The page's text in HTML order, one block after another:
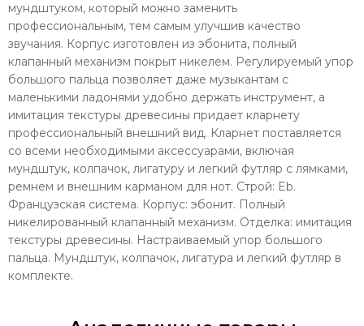
мундштуком, который можно заменить
профессиональным, тем самым улучшив качество
звучания. Корпус изготовлен из эбонита, полный
клапанный механизм покрыт никелем. Регулируемый упор
большого пальца позволяет даже музыкантам с
маленькими ладонями удобно держать инструмент, а
имитация текстуры древесины придает кларнету
профессиональный внешний вид. Кларнет поставляется
со всеми необходимыми аксессуарами, включая
мундштук, колпачок, лигатуру и легкий футляр с лямками,
ремнем и внешним карманом для нот. Строй: Eb.
Французская система. Корпус: эбонит. Полный
никелированный клапанный механизм. Отделка: имитация
текстуры древесины. Настраиваемый упор большого
пальца. Мундштук, колпачок, лигатура и легкий футляр в
комплекте.